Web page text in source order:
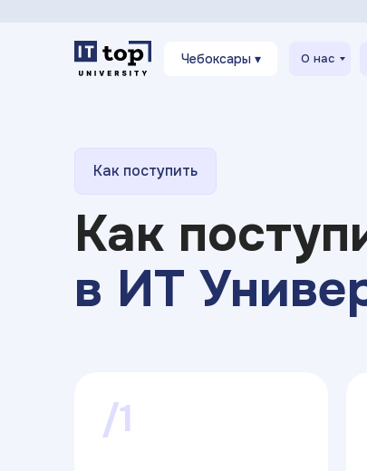
Чебоксары ▾ О нас
Как
в ИТ
Как поступить
/1